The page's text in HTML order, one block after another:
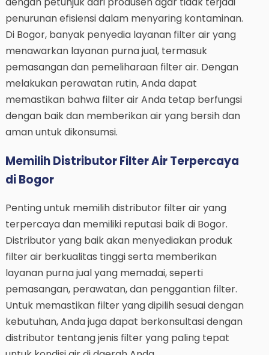
penurunan efisiensi dalam menyaring kontaminan.
Di Bogor, banyak penyedia layanan filter air yang
menawarkan layanan purna jual, termasuk
pemasangan dan pemeliharaan filter air. Dengan
melakukan perawatan rutin, Anda dapat
memastikan bahwa filter air Anda tetap berfungsi
dengan baik dan memberikan air yang bersih dan
aman untuk dikonsumsi.
Memilih Distributor Filter Air Terpercaya
di Bogor
Penting untuk memilih distributor filter air yang
terpercaya dan memiliki reputasi baik di Bogor.
Distributor yang baik akan menyediakan produk
filter air berkualitas tinggi serta memberikan
layanan purna jual yang memadai, seperti
pemasangan, perawatan, dan penggantian filter.
Untuk memastikan filter yang dipilih sesuai dengan
kebutuhan, Anda juga dapat berkonsultasi dengan
distributor tentang jenis filter yang paling tepat